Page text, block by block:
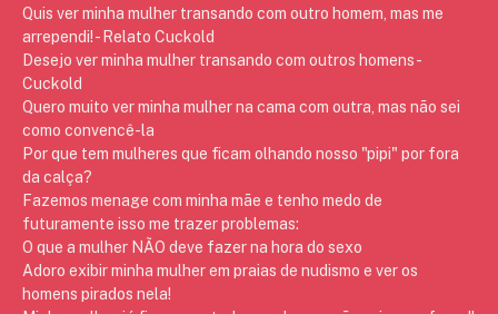
Quis ver minha mulher transando com outro homem, mas me
arrependi! - Relato Cuckold
Desejo ver minha mulher transando com outros homens -
Cuckold
Quero muito ver minha mulher na cama com outra, mas não sei
como convencê-la
Por que tem mulheres que ficam olhando nosso "pipi" por fora
da calça?
Fazemos menage com minha mãe e tenho medo de
futuramente isso me trazer problemas:
O que a mulher NÃO deve fazer na hora do sexo
Adoro exibir minha mulher em praias de nudismo e ver os
homens pirados nela!